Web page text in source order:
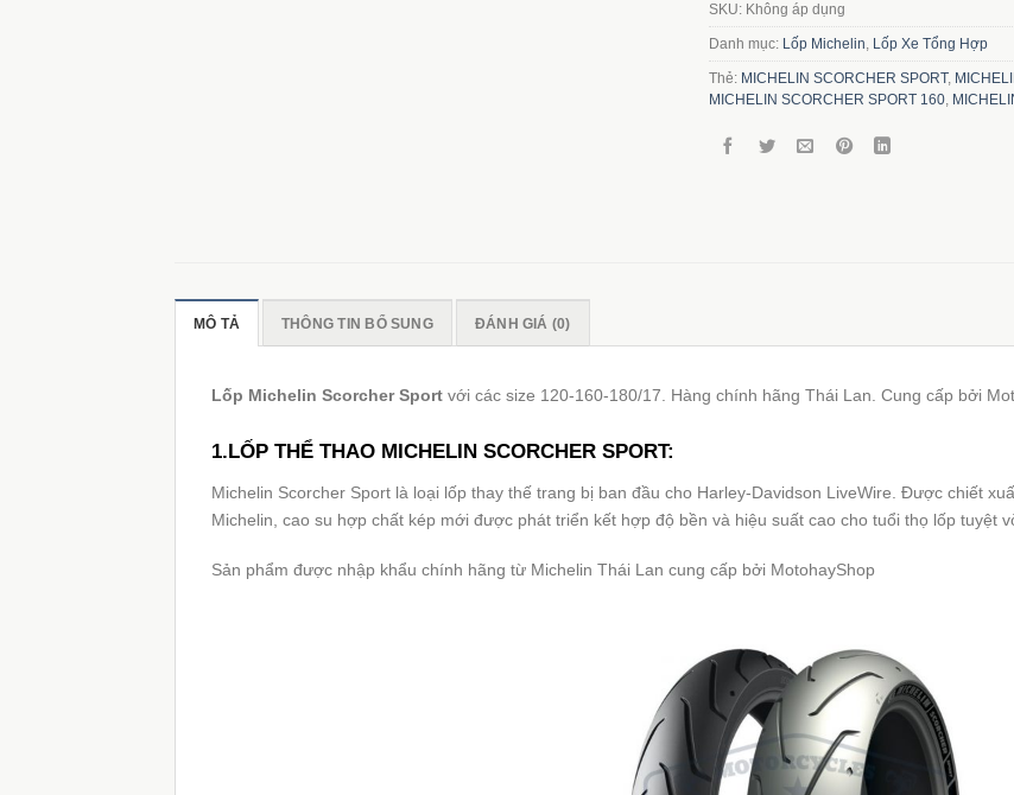
SKU: Không áp dụng
Danh mục: Lốp Michelin Lốp Xe Tổng Hợp
Thẻ: MICHELIN SCORCHER SPORT,
MICHELIN SCORCHER SPORT 160
MÔ TẢ THÔNG TIN BỔ SUNG ĐÁNH GIÁ (0)
Lốp Michelin Scorcher Sport với các size 120-160-180/17. Hàng chính hãng Thái Lan. Cung cấp bởi
1.LỐP THỂ THAO MICHELIN SCORCHER SPORT:
Michelin Scorcher Sport là loại lốp thay thế trang bị ban đầu cho Harley-Davidson LiveWire. Được chiết
Michelin, cao su hợp chất kép mới được phát triển kết hợp độ bền và hiệu suất cao cho tuổi thọ lốp tuyệt
Sản phẩm được nhập khẩu chính hãng từ Michelin Thái Lan cung cấp bởi MotohayShop